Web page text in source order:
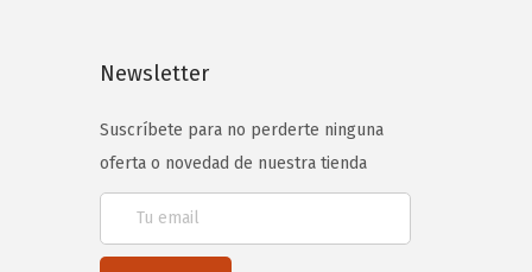
Newsletter
Suscríbete para no perderte ninguna
oferta o novedad de nuestra tienda